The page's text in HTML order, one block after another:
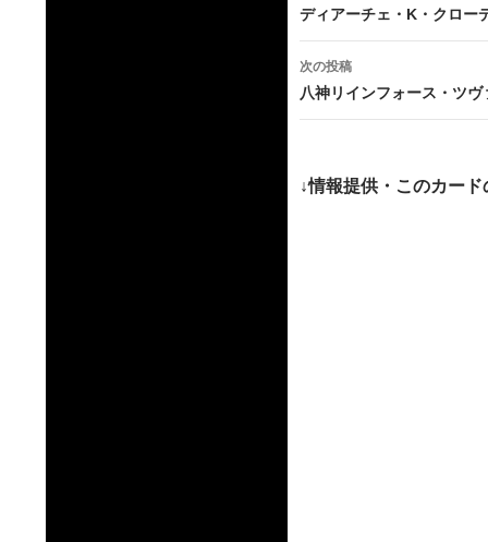
稿
ナ
ビ
ー
ディアーチェ・K・クロー
次の投稿
八神リインフォース・ツ
↓情報提供・このカー